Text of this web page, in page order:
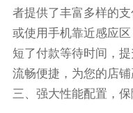
者提供了丰富多样的
或使用手机靠近感应
短了付款等待时间，
流畅便捷，为您的店铺
三、强大性能配置，